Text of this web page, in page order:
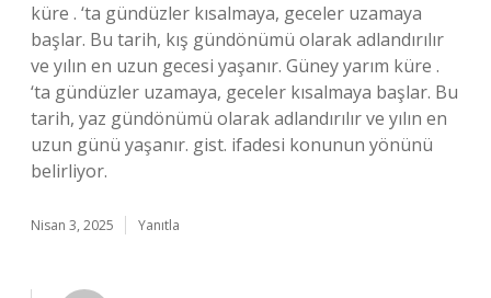
küre . ‘ta gündüzler kısalmaya, geceler uzamaya
başlar. Bu tarih, kış gündönümü olarak adlandırılır
ve yılın en uzun gecesi yaşanır. Güney yarım küre .
‘ta gündüzler uzamaya, geceler kısalmaya başlar. Bu
tarih, yaz gündönümü olarak adlandırılır ve yılın en
uzun günü yaşanır. gist. ifadesi konunun yönünü
belirliyor.
Nisan 3, 2025 Yanıtla